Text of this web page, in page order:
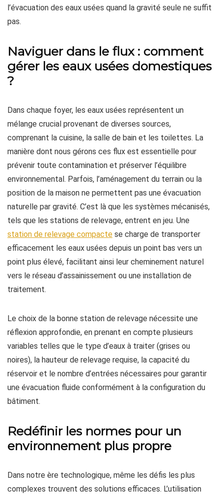
l’évacuation des eaux usées quand la gravité seule ne suffit
pas.
Naviguer dans le flux : comment
gérer les eaux usées domestiques
?
Dans chaque foyer, les eaux usées représentent un
mélange crucial provenant de diverses sources,
comprenant la cuisine, la salle de bain et les toilettes. La
manière dont nous gérons ces flux est essentielle pour
prévenir toute contamination et préserver l’équilibre
environnemental. Parfois, l’aménagement du terrain ou la
position de la maison ne permettent pas une évacuation
naturelle par gravité. C’est là que les systèmes mécanisés,
tels que les stations de relevage, entrent en jeu. Une
station de relevage compacte se charge de transporter
efficacement les eaux usées depuis un point bas vers un
point plus élevé, facilitant ainsi leur cheminement naturel
vers le réseau d’assainissement ou une installation de
traitement.
Le choix de la bonne station de relevage nécessite une
réflexion approfondie, en prenant en compte plusieurs
variables telles que le type d’eaux à traiter (grises ou
noires), la hauteur de relevage requise, la capacité du
réservoir et le nombre d’entrées nécessaires pour garantir
une évacuation fluide conformément à la configuration du
bâtiment.
Redéfinir les normes pour un
environnement plus propre
Dans notre ère technologique, même les défis les plus
complexes trouvent des solutions efficaces. L’utilisation